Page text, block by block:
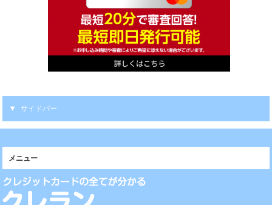
サイドバー
メニュー